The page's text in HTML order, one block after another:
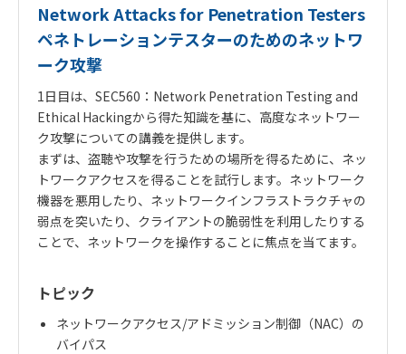
Network Attacks for Penetration Testers
ペネトレーションテスターのためのネットワ
ーク攻撃
1日目は、SEC560：Network Penetration Testing and
Ethical Hackingから得た知識を基に、高度なネットワー
ク攻撃についての講義を提供します。
まずは、盗聴や攻撃を行うための場所を得るために、ネッ
トワークアクセスを得ることを試行します。ネットワーク
機器を悪用したり、ネットワークインフラストラクチャの
弱点を突いたり、クライアントの脆弱性を利用したりする
ことで、ネットワークを操作することに焦点を当てます。
トピック
ネットワークアクセス/アドミッション制御（NAC）の
バイパス